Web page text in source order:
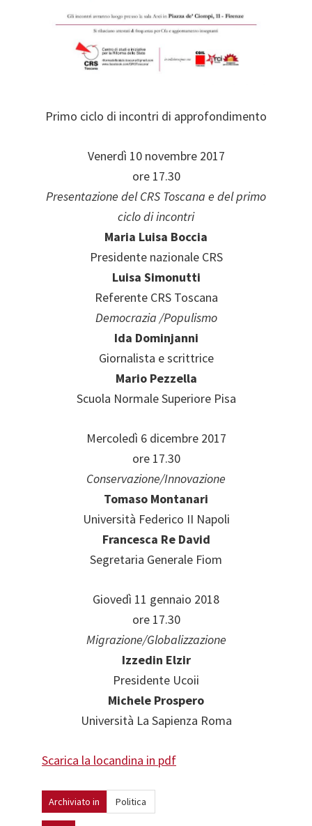
Primo ciclo di incontri di approfondimento
Venerdì 10 novembre 2017
ore 17.30
Presentazione del CRS Toscana e del primo
ciclo di incontri
Maria Luisa Boccia
Presidente nazionale CRS
Luisa Simonutti
Referente CRS Toscana
Democrazia /Populismo
Ida Dominjanni
Giornalista e scrittrice
Mario Pezzella
Scuola Normale Superiore Pisa
Mercoledì 6 dicembre 2017
ore 17.30
Conservazione/Innovazione
Tomaso Montanari
Università Federico II Napoli
Francesca Re David
Segretaria Generale Fiom
Giovedì 11 gennaio 2018
ore 17.30
Migrazione/Globalizzazione
Izzedin Elzir
Presidente Ucoii
Michele Prospero
Università La Sapienza Roma
Scarica la locandina in pdf
Archiviato in Politica